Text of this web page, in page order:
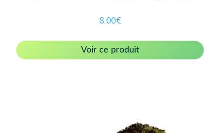
8.00€
Voir ce produit